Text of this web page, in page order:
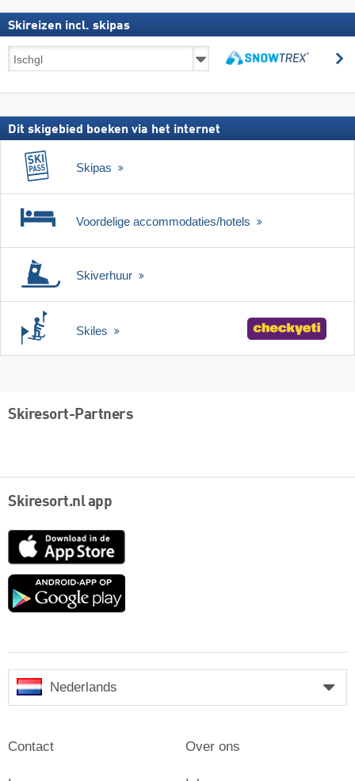
Skireizen incl. skipas
incl.
Dit skigebied boeken via het internet
Skipas
Voordelige accommodaties/hotels
Skiverhuur
Skiles
Skiresort-Partners
Skiresort.nl app
App
Google
Nederlands
Contact Over ons